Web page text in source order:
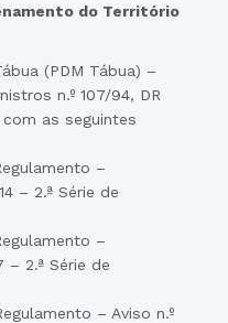
do Território
(PDM Tábua) –
n.º 107/94, DR
com as seguintes
–
– 2.ª Série de
–
– 2.ª Série de
– Aviso n.º